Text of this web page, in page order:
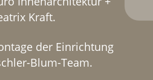
Kraft.
der Einrichtung
Blum-Team.